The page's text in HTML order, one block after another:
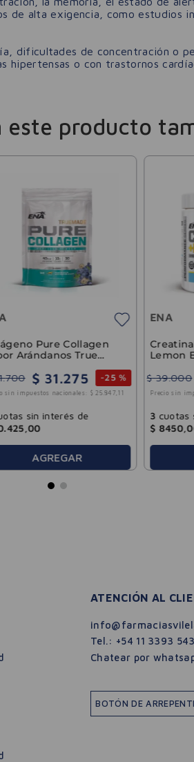
alta exigencia, como estudios
dificultades de concentración o
hipertensas o con trastornos
este producto
Pure Collagen
Arándanos True
.700 $ 31.275 -25 %
sin impuestos nacionales: $ 25 .847, 11
sin interés de
.425,00
AGREGAR
ENA
Lemon
$ 39.000
Precio sin
3 cuotas
$ 8450,
ATENCIÓN AL
Tel.: +54 11 3393
Chatear por
BOTÓN DE